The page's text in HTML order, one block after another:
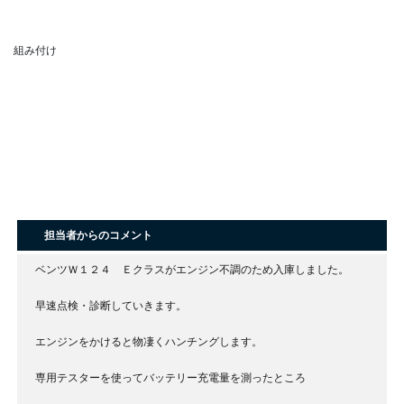
組み付け
担当者からのコメント
ベンツＷ１２４ Ｅクラスがエンジン不調のため入庫しました。
早速点検・診断していきます。
エンジンをかけると物凄くハンチングします。
専用テスターを使ってバッテリー充電量を測ったところ